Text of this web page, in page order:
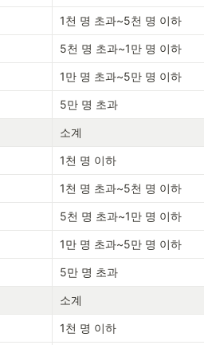
1천 명 초과~5천 명 이하
5천 명 초과~1만 명 이하
1만 명 초과~5만 명 이하
5만 명 초과
소계
1천 명 이하
1천 명 초과~5천 명 이하
5천 명 초과~1만 명 이하
1만 명 초과~5만 명 이하
5만 명 초과
소계
1천 명 이하